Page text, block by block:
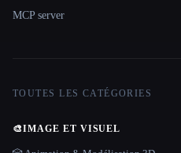
MCP server
TOUTES LES CATÉGORIES
🎨IMAGE ET VISUEL